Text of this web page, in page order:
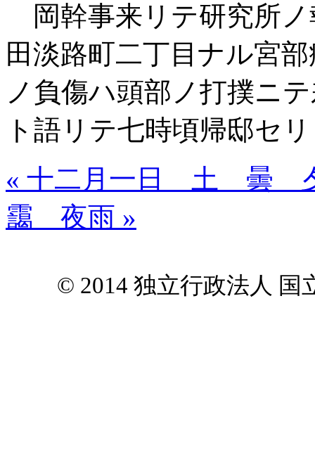
岡幹事来リテ研究所
田淡路町二丁目ナル宮
ノ負傷ハ頭部ノ打撲ニ
ト語リテ七時頃帰邸セリ
« 十二月一日 土 曇
靄 夜雨 »
© 2014 独立行政法人 国